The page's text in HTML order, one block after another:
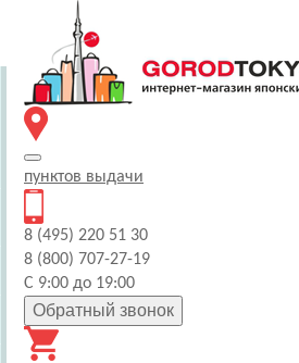
пунктов выдачи
8 (495) 220 51 30
8 (800) 707-27-19
С 9:00 до 19:00
Обратный звонок